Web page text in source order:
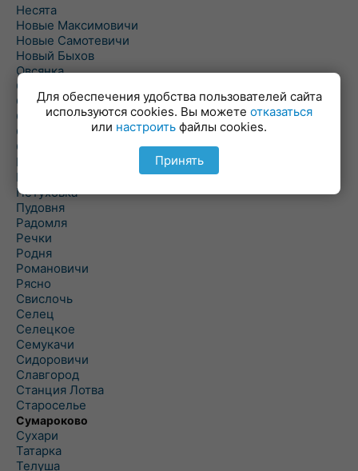
Несята
Новые Максимовичи
Новые Самотевичи
Новый Быхов
Овсянка
Ордать
Ореховка
Осиновка
Осиповичи
Осово
Павловичи
Паршино
Петуховка
Пудовня
Радомля
Речки
Родня
Романовичи
Рясно
Свислочь
Селец
Селецкое
Семукачи
Сидоровичи
Славгород
Станция Лотва
Староселье
Сумароково
Сухари
Татарка
Телуша
Для обеспечения удобства пользователей сайта
используются cookies. Вы можете отказаться
или настроить файлы cookies.
Принять